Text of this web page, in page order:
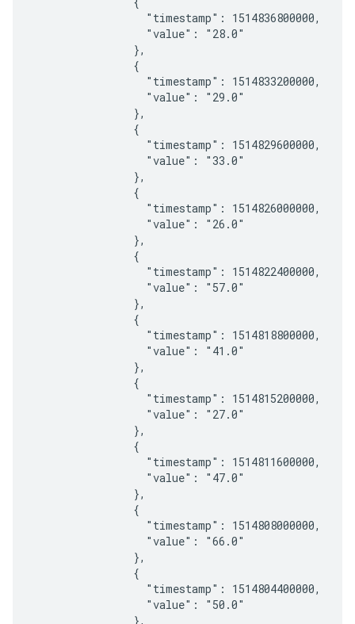
                  "timestamp": 1514836800000,
                  "value": "28.0"
                },
                {
                  "timestamp": 1514833200000,
                  "value": "29.0"
                },
                {
                  "timestamp": 1514829600000,
                  "value": "33.0"
                },
                {
                  "timestamp": 1514826000000,
                  "value": "26.0"
                },
                {
                  "timestamp": 1514822400000,
                  "value": "57.0"
                },
                {
                  "timestamp": 1514818800000,
                  "value": "41.0"
                },
                {
                  "timestamp": 1514815200000,
                  "value": "27.0"
                },
                {
                  "timestamp": 1514811600000,
                  "value": "47.0"
                },
                {
                  "timestamp": 1514808000000,
                  "value": "66.0"
                },
                {
                  "timestamp": 1514804400000,
                  "value": "50.0"
                },